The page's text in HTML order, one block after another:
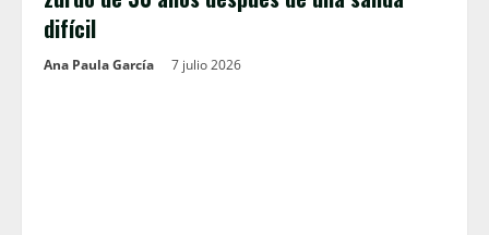
difícil
Ana Paula García 7 julio 2026